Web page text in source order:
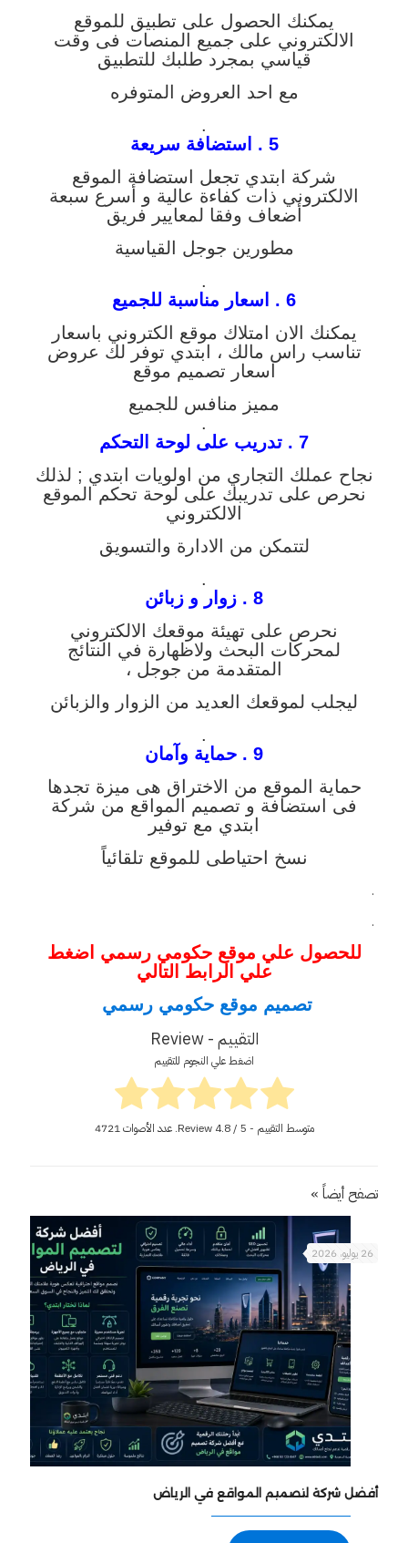
يمكنك الحصول على تطبيق للموقع
الالكتروني على جميع المنصات فى وقت
قياسي بمجرد طلبك للتطبيق
مع احد العروض المتوفره
.
5 . استضافة سريعة
شركة ابتدي تجعل استضافة الموقع
الالكتروني ذات كفاءة عالية و أسرع سبعة
أضعاف وفقا لمعايير فريق
مطورين جوجل القياسية
.
6 . اسعار مناسبة للجميع
يمكنك الان امتلاك موقع الكتروني باسعار
تناسب راس مالك ، ابتدي توفر لك عروض
اسعار تصميم موقع
مميز منافس للجميع
.
7 . تدريب على لوحة التحكم
نجاح عملك التجاري من اولويات ابتدي ; لذلك
نحرص على تدريبك على لوحة تحكم الموقع
الالكتروني
لتتمكن من الادارة والتسويق
.
8 . زوار و زبائن
نحرص على تهيئة موقعك الالكتروني
لمحركات البحث ولاظهارة في النتائج
المتقدمة من جوجل ،
ليجلب لموقعك العديد من الزوار والزبائن
.
9 . حماية وآمان
حماية الموقع من الاختراق هى ميزة تجدها
فى استضافة و تصميم المواقع من شركة
ابتدي مع توفير
نسخ احتياطى للموقع تلقائياً
.
.
للحصول علي موقع حكومي رسمي اضغط
علي الرابط التالي
تصميم موقع حكومي رسمي
التقييم - Review
اضغط علي النجوم للتقييم
متوسط التقييم - Review 4.8/ 5. عدد الأصوات 4721
تصفح أيضاً »
26 يوليو، 2026
أفضل شركة لتصميم المواقع في الرياض